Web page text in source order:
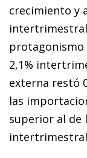
crecimiento y
intertrimestral
protagonismo
2,1%
externa restó
las
superior al de